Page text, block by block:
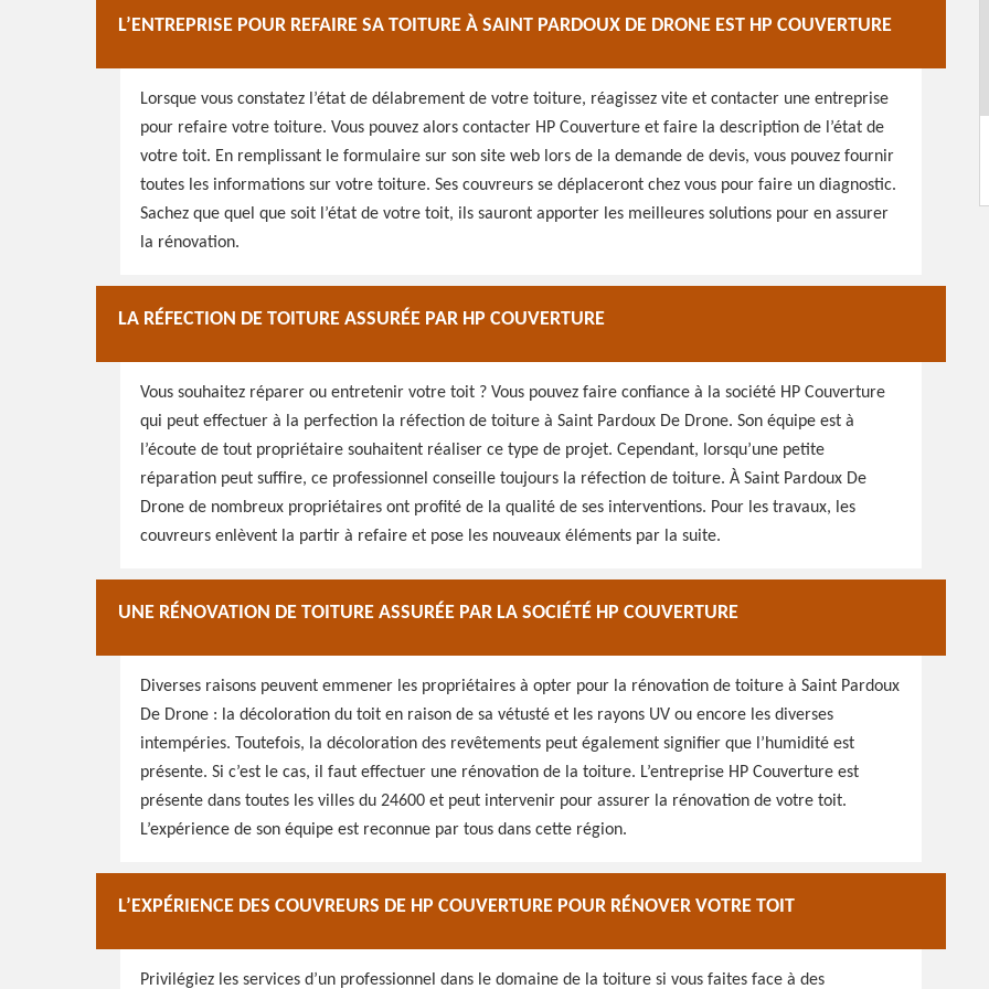
L’ENTREPRISE POUR REFAIRE SA TOITURE À SAINT PARDOUX DE DRONE EST HP COUVERTURE
Lorsque vous constatez l’état de délabrement de votre toiture, réagissez vite et contacter une entreprise
pour refaire votre toiture. Vous pouvez alors contacter HP Couverture et faire la description de l’état de
votre toit. En remplissant le formulaire sur son site web lors de la demande de devis, vous pouvez fournir
toutes les informations sur votre toiture. Ses couvreurs se déplaceront chez vous pour faire un diagnostic.
Sachez que quel que soit l’état de votre toit, ils sauront apporter les meilleures solutions pour en assurer
la rénovation.
LA RÉFECTION DE TOITURE ASSURÉE PAR HP COUVERTURE
Vous souhaitez réparer ou entretenir votre toit ? Vous pouvez faire confiance à la société HP Couverture
qui peut effectuer à la perfection la réfection de toiture à Saint Pardoux De Drone. Son équipe est à
l’écoute de tout propriétaire souhaitent réaliser ce type de projet. Cependant, lorsqu’une petite
réparation peut suffire, ce professionnel conseille toujours la réfection de toiture. À Saint Pardoux De
Drone de nombreux propriétaires ont profité de la qualité de ses interventions. Pour les travaux, les
couvreurs enlèvent la partir à refaire et pose les nouveaux éléments par la suite.
UNE RÉNOVATION DE TOITURE ASSURÉE PAR LA SOCIÉTÉ HP COUVERTURE
Diverses raisons peuvent emmener les propriétaires à opter pour la rénovation de toiture à Saint Pardoux
De Drone : la décoloration du toit en raison de sa vétusté et les rayons UV ou encore les diverses
intempéries. Toutefois, la décoloration des revêtements peut également signifier que l’humidité est
présente. Si c’est le cas, il faut effectuer une rénovation de la toiture. L’entreprise HP Couverture est
présente dans toutes les villes du 24600 et peut intervenir pour assurer la rénovation de votre toit.
L’expérience de son équipe est reconnue par tous dans cette région.
L’EXPÉRIENCE DES COUVREURS DE HP COUVERTURE POUR RÉNOVER VOTRE TOIT
Privilégiez les services d’un professionnel dans le domaine de la toiture si vous faites face à des